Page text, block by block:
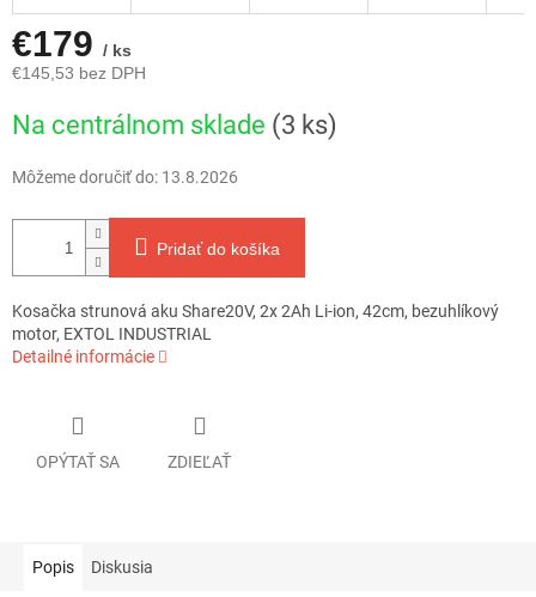
€179 / ks
€145,53 bez DPH
cena:
Na centrálnom sklade (3 ks)
Môžeme doručiť do: 13.8.2026
Pridať do košíka
Kosačka strunová aku Share20V, 2x 2Ah Li-ion, 42cm, bezuhlíkový
motor, EXTOL INDUSTRIAL
Detailné informácie
OPÝTAŤ SA ZDIEĽAŤ
Popis Diskusia